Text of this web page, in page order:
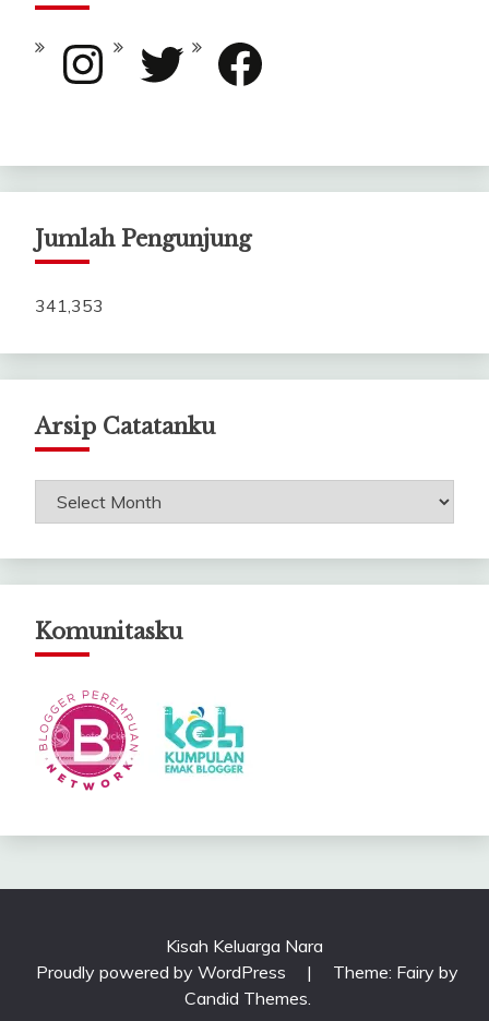
Instagram Twitter Facebook
Jumlah Pengunjung
341,353
Arsip Catatanku
Arsip
Komunitasku
Kisah Keluarga Nara
Proudly powered by WordPress
|
Theme: Fairy by
Candid Themes